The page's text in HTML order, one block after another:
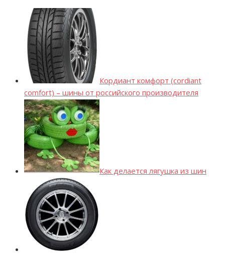
Кордиант комфорт (cordiant
comfort) – шины от российского производителя
Как делается лягушка из шин